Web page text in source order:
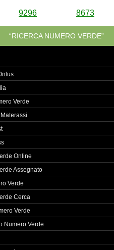
9296 8673
“RICERCA NUMERO VERDE”
Verde
Online
Assegnato
Verde
Cerca
Verde
Numero Verde